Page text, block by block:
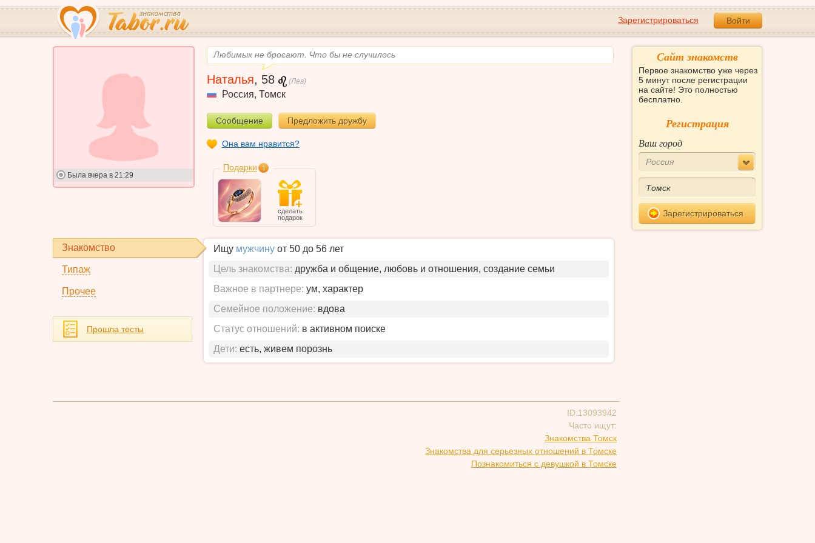
Зарегистрироваться Войти
Любимых не бросают. Что бы не случилось
Была вчера в 21:29
Наталья, 58 (Лев)
Россия, Томск
Сообщение Предложить дружбу
Она вам нравится?
Подарки 1
сделать
подарок
Знакомство
Типаж
Прочее
Ищу мужчину от 50 до 56 лет
Цель знакомства: дружба и общение, любовь и отношения, создание семьи
Важное в партнере: ум, характер
Семейное положение: вдова
Статус отношений: в активном поиске
Дети: есть, живем порознь
Прошла тесты
ID:13093942
Часто ищут:
Знакомства Томск
Знакомства для серьезных отношений в Томске
Познакомиться с девушкой в Томске
Сайт знакомств
Первое знакомство уже через
5 минут после регистрации
на сайте! Это полностью
бесплатно.
Регистрация
Ваш город
Россия
Зарегистрироваться